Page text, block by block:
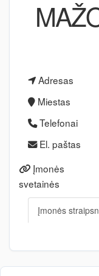
Adresas
Miestas
Telefonai
El. paštas
Įmonės
svetainės
Įmonės